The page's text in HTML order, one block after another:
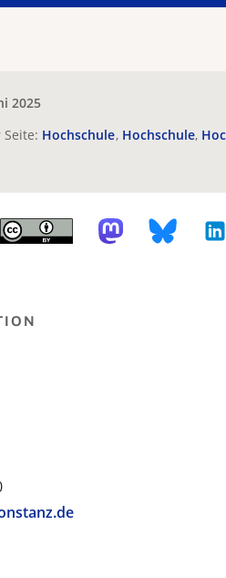
2025
Hochschule Hochschule